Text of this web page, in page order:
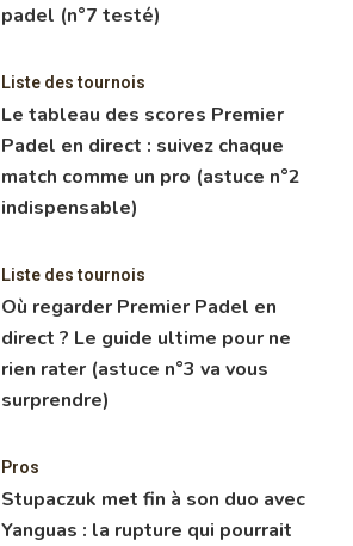
padel (n°7 testé)
Liste des tournois
Le tableau des scores Premier
Padel en direct : suivez chaque
match comme un pro (astuce n°2
indispensable)
Liste des tournois
Où regarder Premier Padel en
direct ? Le guide ultime pour ne
rien rater (astuce n°3 va vous
surprendre)
Pros
Stupaczuk met fin à son duo avec
Yanguas : la rupture qui pourrait